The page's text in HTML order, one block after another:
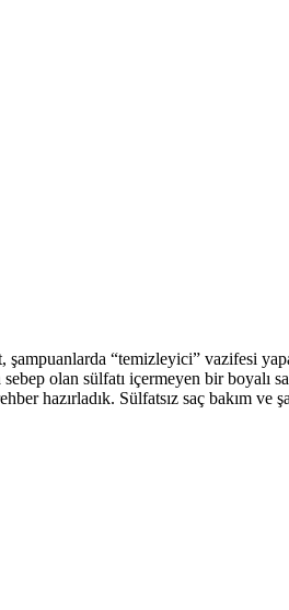
“temizleyici” vazifesi
olan sülfatı içermeyen bir boyalı
hazırladık. Sülfatsız saç bakım